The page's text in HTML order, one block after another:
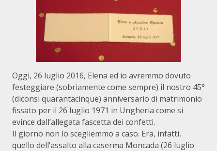
Oggi, 26 luglio 2016, Elena ed io avremmo dovuto
festeggiare (sobriamente come sempre) il nostro 45°
(diconsi quarantacinque) anniversario di matrimonio
fissato per il 26 luglio 1971 in Ungheria come si
evince dall’allegata fascetta dei confetti.
Il giorno non lo scegliemmo a caso. Era, infatti,
quello dell’assalto alla caserma Moncada (26 luglio